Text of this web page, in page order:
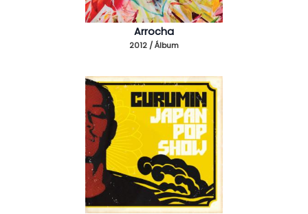
Arrocha
2012 / Álbum